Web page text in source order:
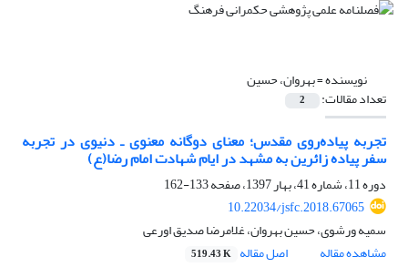
نویسنده =بهروان، حسین
تعداد مقالات: 2
تجربه پیاده‌روی مقدس؛ معنای دوگانه معنوی ـ دنیوی در تجربه
سفر پیاده زائرین به مشهد در ایام شهادت امام رضا(ع)
دوره 11، شماره 41، بهار 1397، صفحه
133-162
10.22034/jsfc.2018.67065
سمیه ورشوی، حسین بهروان، غلامرضا صدیق اورعی
مشاهده مقاله
اصل مقاله 519.43 K